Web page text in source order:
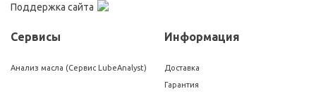
Поддержка сайта
Сервисы
Анализ масла (Сервис LubeAnalyst)
Информация
Доставка
Гарантия